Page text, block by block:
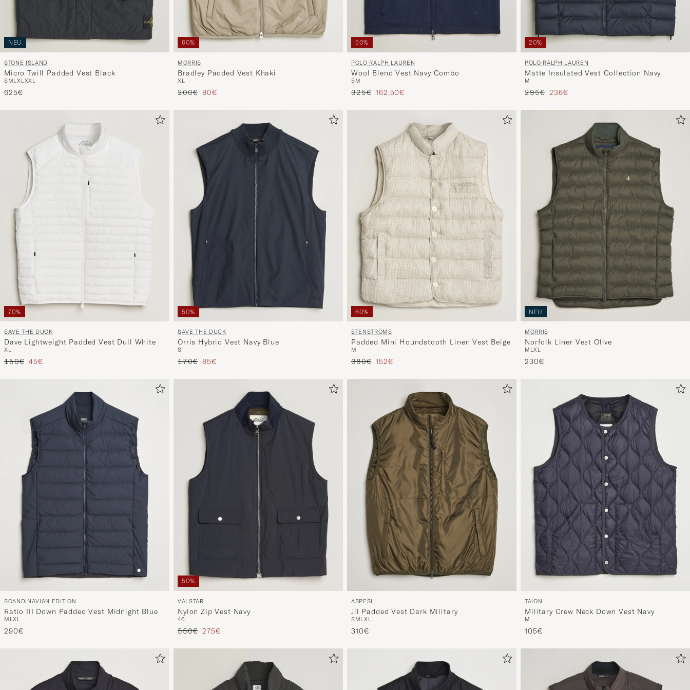
NEU
STONE ISLAND
Micro Twill Padded Vest Black
SMLXL XXL
625€
60%
MORRIS
Bradley Padded Vest Khaki
XL
Regulärer Preis
200€ Reduzierter Preis
80€
50%
POLO RALPH LAUREN
Wool Blend Vest Navy Combo
SM
Regulärer Preis
325€ Reduzierter Preis
162,50€
20%
POLO RALPH LAUREN
Matte Insulated Vest Collection Navy
M
Regulärer Preis
295€ Reduzierter Preis
236€
70%
SAVE THE DUCK
Dave Lightweight Padded Vest Dull White
XL
Regulärer Preis
150€ Reduzierter Preis
45€
50%
SAVE THE DUCK
Orris Hybrid Vest Navy Blue
S
Regulärer Preis
170€ Reduzierter Preis
85€
60%
STENSTRÖMS
Padded Mini Houndstooth Linen Vest Beige
M
Regulärer Preis
380€ Reduzierter Preis
152€
NEU
MORRIS
Norfolk Liner Vest Olive
M LXL
230€
SCANDINAVIAN EDITION
Ratio III Down Padded Vest Midnight Blue
M LXL
290€
50%
VALSTAR
Nylon Zip Vest Navy
46
Regulärer Preis
550€ Reduzierter Preis
275€
ASPESI
Jil Padded Vest Dark Military
SMLXL
310€
TAION
Military Crew Neck Down Vest Navy
M
105€